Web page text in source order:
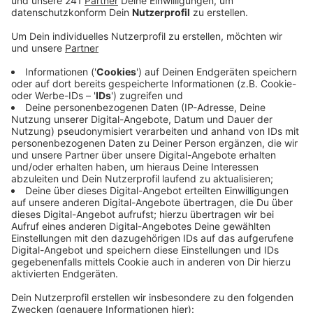
Anzeige
Seit Juni machen ein Planungsbüro und ein
Architektenbüro eine Entwicklungsstudie zu dem
Thema. Das bisher unbebaute Gelände an der
Niederfeldstraße in der Nähe der Wacht am Rhein ist
aus Sicht der Stadt hoch attraktiv: Nah am Rhein, nah
am Neulandpark und trotzdem gut in die City
eingebunden. Wegen der direkten Nähe zum Chempark
ist eine Wohnbebauung an dieser Stelle nicht möglich.
In der Vergangenheit haben sich auf dem Gelände
immer wieder Obdachlose getroffen, um zu zelten.
Bis zum Jahresende erwartet die Stadt Ergebnisse
aus der Studie, dann sollen auch wir Leverkusener in
den Prozess eingebunden werden. Wegen Corona wird
das wohl auf digitalem Weg stattfinden, heißt es.